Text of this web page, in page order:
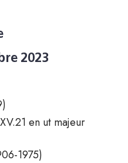
2023
en ut majeur
1975)